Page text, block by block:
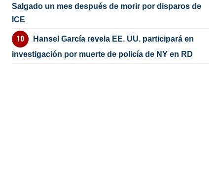
Salgado un mes después de morir por disparos de
ICE
Hansel García revela EE. UU. participará en
investigación por muerte de policía de NY en RD